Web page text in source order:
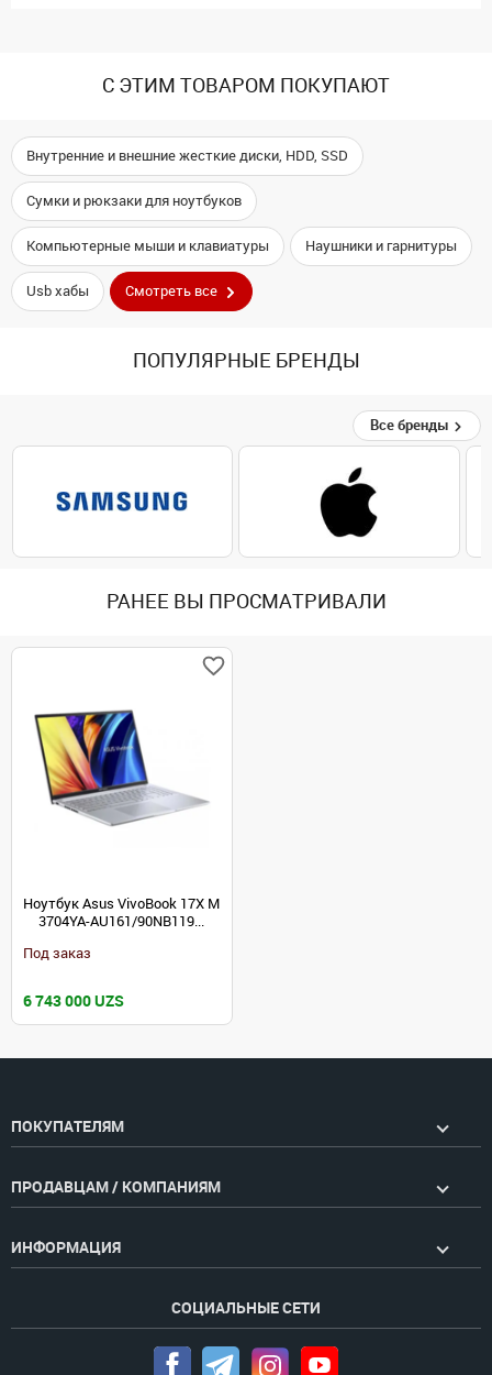
С ЭТИМ ТОВАРОМ ПОКУПАЮТ
Внутренние и внешние жесткие диски, HDD, SSD
Сумки и рюкзаки для ноутбуков
Компьютерные мыши и клавиатуры Наушники и гарнитуры
Usb хабы Смотреть все
ПОПУЛЯРНЫЕ БРЕНДЫ
Все бренды
РАНЕЕ ВЫ ПРОСМАТРИВАЛИ
Ноутбук Asus VivoBook 17X M
3704YA-AU161/90NB119...
Под заказ
6 743 000 UZS
ПОКУПАТЕЛЯМ
ПРОДАВЦАМ / КОМПАНИЯМ
ИНФОРМАЦИЯ
СОЦИАЛЬНЫЕ СЕТИ